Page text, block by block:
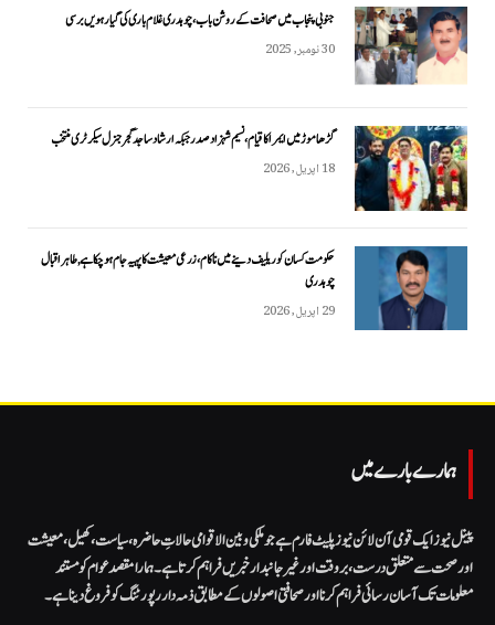
جنوبی پنجاب میں صحافت کے روشن باب، چوہدری غلام باری کی گیارہویں برسی
30 نومبر, 2025
گڑھاموڑ میں ایمرا کا قیام، نسیم شہزاد صدر جبکہ ارشاد ساجد گجر جنرل سیکرٹری منتخب
18 اپریل, 2026
حکومت کسان کو ریلیف دینے میں ناکام، زرعی معیشت کا پہیہ جام ہو چکا ہے, طاہر اقبال
چوہدری
29 اپریل, 2026
ہمارے بارے میں
پینل نیوز ایک قومی آن لائن نیوز پلیٹ فارم ہے جو ملکی و بین الاقوامی حالاتِ حاضرہ، سیاست، کھیل، معیشت
اور صحت سے متعلق درست، بروقت اور غیر جانبدار خبریں فراہم کرتا ہے۔ ہمارا مقصد عوام کو مستند
معلومات تک آسان رسائی فراہم کرنا اور صحافتی اصولوں کے مطابق ذمہ دار رپورٹنگ کو فروغ دینا ہے۔